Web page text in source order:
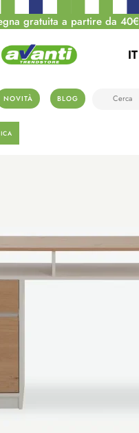
gratuita a partire da 40€
NOVITÀ BLOG
IT